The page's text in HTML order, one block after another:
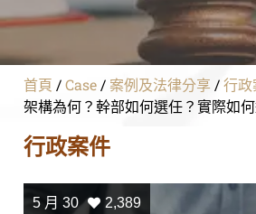
首頁 /Case/案例及法律分享 /行政
架構為何？幹部如何選任？實際如
行政案件
5 月 30 2,389